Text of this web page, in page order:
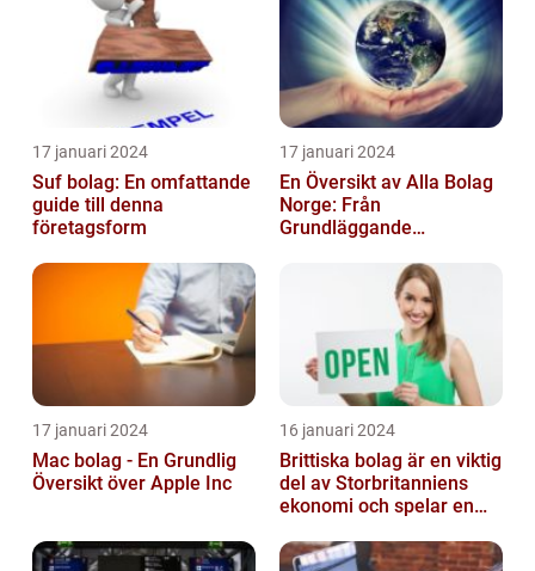
17 januari 2024
Suf bolag: En omfattande
guide till denna
företagsform
17 januari 2024
En Översikt av Alla Bolag
Norge: Från
Grundläggande
Kvantitativa Mätningar
17 januari 2024
Mac bolag - En Grundlig
Översikt över Apple Inc
16 januari 2024
Brittiska bolag är en viktig
del av Storbritanniens
ekonomi och spelar en
landets...